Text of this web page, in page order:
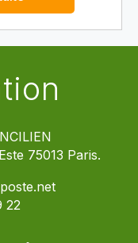
75013 Paris.
22